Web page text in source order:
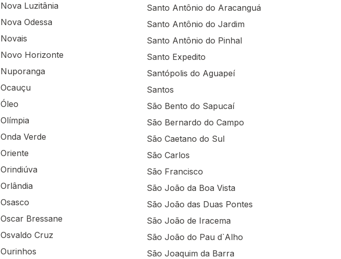
Nova Luzitânia
Nova Odessa
Novais
Novo Horizonte
Nuporanga
Ocauçu
Óleo
Olímpia
Onda Verde
Oriente
Orindiúva
Orlândia
Osasco
Oscar Bressane
Osvaldo Cruz
Ourinhos
Santo Antônio do Aracanguá
Santo Antônio do Jardim
Santo Antônio do Pinhal
Santo Expedito
Santópolis do Aguapeí
Santos
São Bento do Sapucaí
São Bernardo do Campo
São Caetano do Sul
São Carlos
São Francisco
São João da Boa Vista
São João das Duas Pontes
São João de Iracema
São João do Pau d`Alho
São Joaquim da Barra